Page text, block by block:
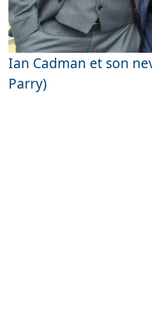
Ian Cadman et son
Parry)